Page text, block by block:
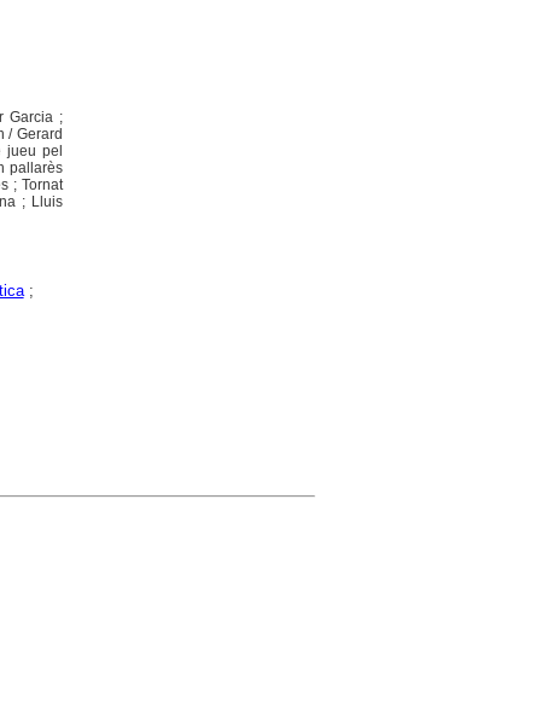
Garcia ;
/ Gerard
jueu pel
pallarès
; Tornat
; Lluis
;